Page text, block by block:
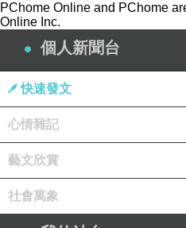
米開朗基羅的創世紀，
互動一下，也很好玩吶
美國自由女神像，這
了，手改拿話機，並由
傳遞到全世界
還可以和自由女生擊掌
開羅會議的三巨頭，羅
的歷史珍貴合影照
PChome Online and PChome
Online Inc.
個人新聞台
快速發文
心情雜記
藝文欣賞
社會萬象